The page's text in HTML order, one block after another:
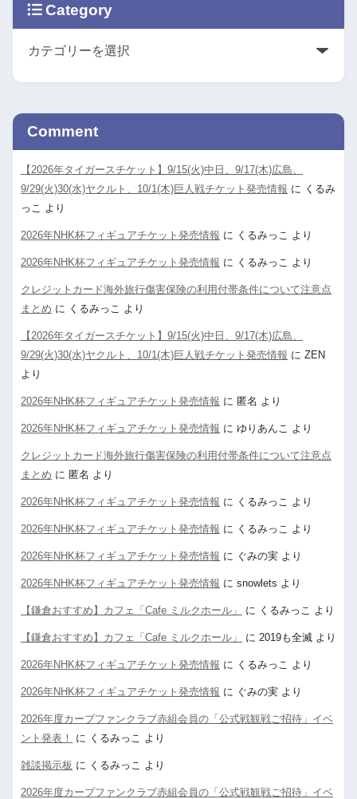
Category
Comment
【2026年タイガースチケット】9/15(火)中日、9/17(木)広島、
9/29(火)30(水)ヤクルト、10/1(木)巨人戦チケット発売情報 に くるみ
っこ より
2026年NHK杯フィギュアチケット発売情報 に くるみっこ より
2026年NHK杯フィギュアチケット発売情報 に くるみっこ より
クレジットカード海外旅行傷害保険の利用付帯条件について注意点
まとめ に くるみっこ より
【2026年タイガースチケット】9/15(火)中日、9/17(木)広島、
9/29(火)30(水)ヤクルト、10/1(木)巨人戦チケット発売情報 に ZEN
より
2026年NHK杯フィギュアチケット発売情報 に 匿名 より
2026年NHK杯フィギュアチケット発売情報 に ゆりあんこ より
クレジットカード海外旅行傷害保険の利用付帯条件について注意点
まとめ に 匿名 より
2026年NHK杯フィギュアチケット発売情報 に くるみっこ より
2026年NHK杯フィギュアチケット発売情報 に くるみっこ より
2026年NHK杯フィギュアチケット発売情報 に ぐみの実 より
2026年NHK杯フィギュアチケット発売情報 に snowlets より
【鎌倉おすすめ】カフェ「Cafe ミルクホール」 に くるみっこ より
【鎌倉おすすめ】カフェ「Cafe ミルクホール」 に 2019も全滅 より
2026年NHK杯フィギュアチケット発売情報 に くるみっこ より
2026年NHK杯フィギュアチケット発売情報 に ぐみの実 より
2026年度カープファンクラブ赤組会員の「公式戦観戦ご招待」イベ
ント発表！
に くるみっこ より
雑談掲示板 に くるみっこ より
2026年度カープファンクラブ赤組会員の「公式戦観戦ご招待」イベ